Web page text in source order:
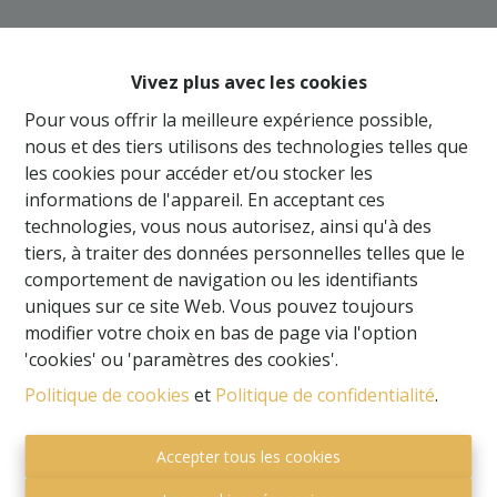
Vivez plus avec les cookies
Pour vous offrir la meilleure expérience possible,
nous et des tiers utilisons des technologies telles que
les cookies pour accéder et/ou stocker les
informations de l'appareil. En acceptant ces
technologies, vous nous autorisez, ainsi qu'à des
tiers, à traiter des données personnelles telles que le
comportement de navigation ou les identifiants
uniques sur ce site Web. Vous pouvez toujours
modifier votre choix en bas de page via l'option
'cookies' ou 'paramètres des cookies'.
Politique de cookies et Politique de confidentialité.
Accepter tous les cookies
plus
À Vendre À Louer